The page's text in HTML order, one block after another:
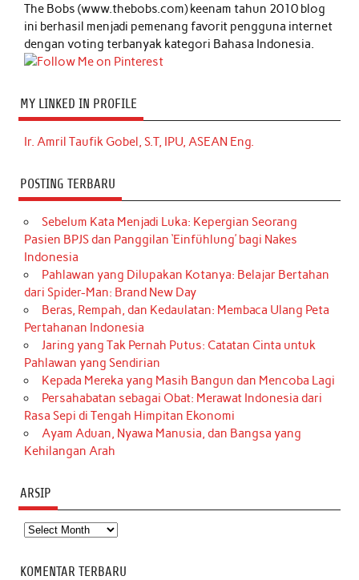
The Bobs (www.thebobs.com) keenam tahun 2010 blog
ini berhasil menjadi pemenang favorit pengguna internet
dengan voting terbanyak kategori Bahasa Indonesia.
MY LINKED IN PROFILE
Ir. Amril Taufik Gobel, S.T, IPU, ASEAN Eng.
POSTING TERBARU
Sebelum Kata Menjadi Luka: Kepergian Seorang
Pasien BPJS dan Panggilan ‘Einfühlung’ bagi Nakes
Indonesia
Pahlawan yang Dilupakan Kotanya: Belajar Bertahan
dari Spider-Man: Brand New Day
Beras, Rempah, dan Kedaulatan: Membaca Ulang Peta
Pertahanan Indonesia
Jaring yang Tak Pernah Putus: Catatan Cinta untuk
Pahlawan yang Sendirian
Kepada Mereka yang Masih Bangun dan Mencoba Lagi
Persahabatan sebagai Obat: Merawat Indonesia dari
Rasa Sepi di Tengah Himpitan Ekonomi
Ayam Aduan, Nyawa Manusia, dan Bangsa yang
Kehilangan Arah
ARSIP
Arsip
KOMENTAR TERBARU